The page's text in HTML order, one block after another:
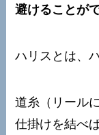
避けることが
ハリスとは、
道糸（リール
仕掛けを結べ